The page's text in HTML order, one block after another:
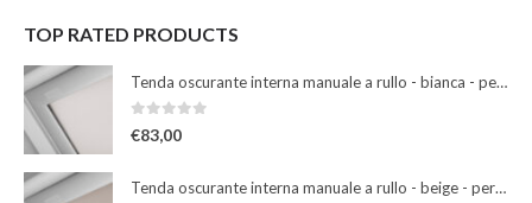
TOP RATED PRODUCTS
Tenda oscurante interna manuale a rullo - bianca - per finestre misura 102
0Su 5
€83,00
Tenda oscurante interna manuale a rullo - beige - per finestre misura 102